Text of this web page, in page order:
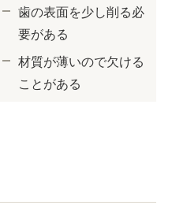
歯の表面を少し削る必
要がある
材質が薄いので欠ける
ことがある